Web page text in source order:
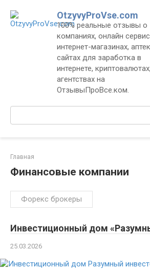
контенту
OtzyvyProVse.com
100% реальные отзывы о
компаниях, онлайн
интернет-магазинах,
сайтах для заработка в
интернете, криптовалютах,
агентствах на
ОтзывыПроВсе.ком.
Главная
Финансовые компании
Форекс брокеры
Инвестиционный дом
25.03.2026